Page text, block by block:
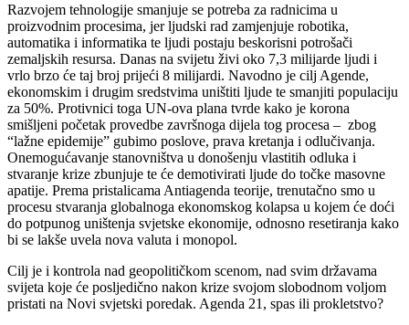
Razvojem tehnologije smanjuje se potreba za radnicima u
proizvodnim procesima, jer ljudski rad zamjenjuje robotika,
automatika i informatika te ljudi postaju beskorisni potrošači
zemaljskih resursa. Danas na svijetu živi oko 7,3 milijarde ljudi i
vrlo brzo će taj broj prijeći 8 milijardi. Navodno je cilj Agende,
ekonomskim i drugim sredstvima uništiti ljude te smanjiti populaciju
za 50%. Protivnici toga UN-ova plana tvrde kako je korona
smišljeni početak provedbe završnoga dijela tog procesa – zbog
“lažne epidemije” gubimo poslove, prava kretanja i odlučivanja.
Onemogućavanje stanovništva u donošenju vlastitih odluka i
stvaranje krize zbunjuje te će demotivirati ljude do točke masovne
apatije. Prema pristalicama Antiagenda teorije, trenutačno smo u
procesu stvaranja globalnoga ekonomskog kolapsa u kojem će doći
do potpunog uništenja svjetske ekonomije, odnosno resetiranja kako
bi se lakše uvela nova valuta i monopol.
Cilj je i kontrola nad geopolitičkom scenom, nad svim državama
svijeta koje će posljedično nakon krize svojom slobodnom voljom
pristati na Novi svjetski poredak. Agenda 21, spas ili prokletstvo?